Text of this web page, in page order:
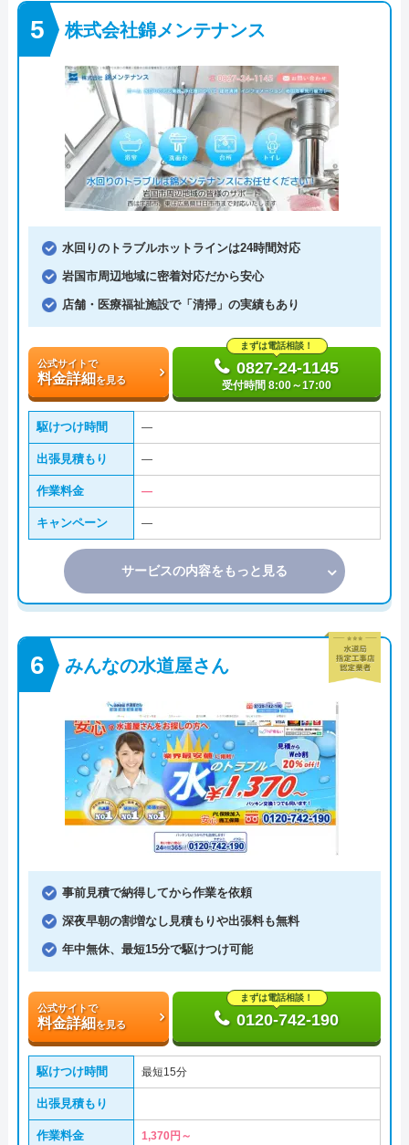
株式会社錦メンテナンス
水回りのトラブルホットラインは24時間対応
岩国市周辺地域に密着対応だから安心
店舗・医療福祉施設で「清掃」の実績もあり
公式サイトで
料金詳細を見る
まずは電話相談！
0827-24-1145
受付時間 8:00～17:00
駆けつけ時間 ―
出張見積もり ―
作業料金 ―
キャンペーン ―
サービスの内容をもっと見る
みんなの水道屋さん
事前見積で納得してから作業を依頼
深夜早朝の割増なし見積もりや出張料も無料
年中無休、最短15分で駆けつけ可能
公式サイトで
料金詳細を見る
まずは電話相談！
0120-742-190
駆けつけ時間 最短15分
出張見積もり
作業料金 1,370円～